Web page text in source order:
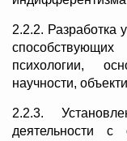
2.2.2. Разработка
психологии,
научности,
2.2.3.
деятельности с